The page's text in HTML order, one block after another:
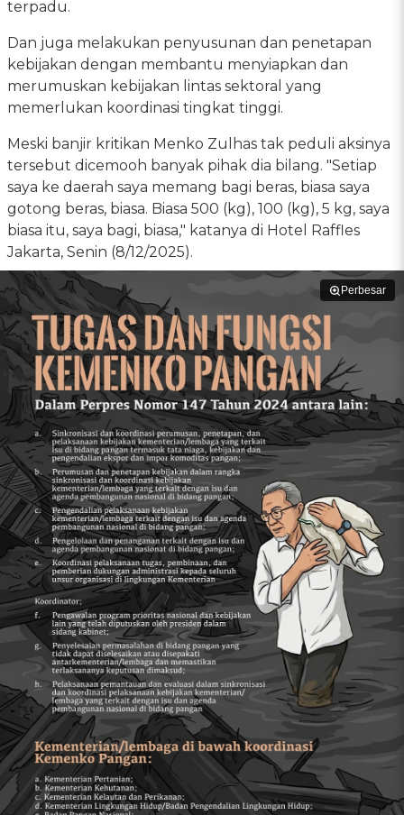
terpadu.
Dan juga melakukan penyusunan dan penetapan
kebijakan dengan membantu menyiapkan dan
merumuskan kebijakan lintas sektoral yang
memerlukan koordinasi tingkat tinggi.
Meski banjir kritikan Menko Zulhas tak peduli aksinya
tersebut dicemooh banyak pihak dia bilang. "Setiap
saya ke daerah saya memang bagi beras, biasa saya
gotong beras, biasa. Biasa 500 (kg), 100 (kg), 5 kg, saya
biasa itu, saya bagi, biasa," katanya di Hotel Raffles
Jakarta, Senin (8/12/2025).
Perbesar